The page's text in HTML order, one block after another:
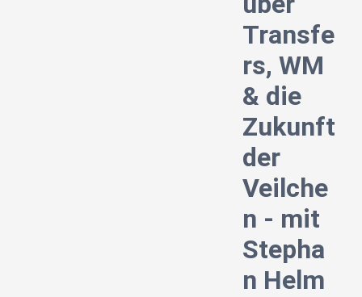
Transfe
rs, WM
& die
Zukunft
der
Veilche
n - mit
Stepha
n Helm